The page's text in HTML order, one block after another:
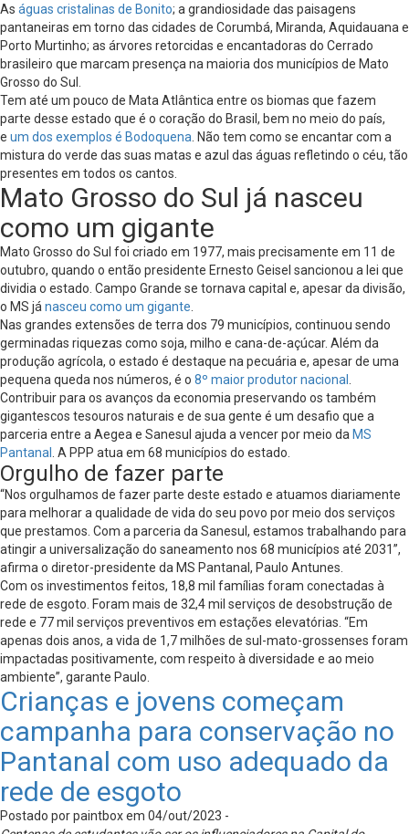
As águas cristalinas de Bonito; a grandiosidade das paisagens
pantaneiras em torno das cidades de Corumbá, Miranda, Aquidauana e
Porto Murtinho; as árvores retorcidas e encantadoras do Cerrado
brasileiro que marcam presença na maioria dos municípios de Mato
Grosso do Sul.
Tem até um pouco de Mata Atlântica entre os biomas que fazem
parte desse estado que é o coração do Brasil, bem no meio do país,
e um dos exemplos é Bodoquena . Não tem como se encantar com a
mistura do verde das suas matas e azul das águas refletindo o céu, tão
presentes em todos os cantos.
Mato Grosso do Sul já nasceu
como um gigante
Mato Grosso do Sul foi criado em 1977, mais precisamente em 11 de
outubro, quando o então presidente Ernesto Geisel sancionou a lei que
dividia o estado. Campo Grande se tornava capital e, apesar da divisão,
o MS já nasceu como um gigante
Nas grandes extensões de terra dos 79 municípios, continuou sendo
germinadas riquezas como soja, milho e cana-de-açúcar. Além da
produção agrícola, o estado é destaque na pecuária e, apesar de uma
pequena queda nos números, é o 8º maior produtor nacional
Contribuir para os avanços da economia preservando os também
gigantescos tesouros naturais e de sua gente é um desafio que a
parceria entre a Aegea e Sanesul ajuda a vencer por meio da MS
Pantanal
. A PPP atua em 68 municípios do estado.
Orgulho de fazer parte
“Nos orgulhamos de fazer parte deste estado e atuamos diariamente
para melhorar a qualidade de vida do seu povo por meio dos serviços
que prestamos. Com a parceria da Sanesul, estamos trabalhando para
atingir a universalização do saneamento nos 68 municípios até 2031”,
afirma o diretor-presidente da MS Pantanal, Paulo Antunes.
Com os investimentos feitos, 18,8 mil famílias foram conectadas à
rede de esgoto. Foram mais de 32,4 mil serviços de desobstrução de
rede e 77 mil serviços preventivos em estações elevatórias. “Em
apenas dois anos, a vida de 1,7 milhões de sul-mato-grossenses foram
impactadas positivamente, com respeito à diversidade e ao meio
ambiente”, garante Paulo.
Crianças e jovens começam
campanha para conservação no
Pantanal com uso adequado da
rede de esgoto
Postado por paintbox em 04/out/2023 -